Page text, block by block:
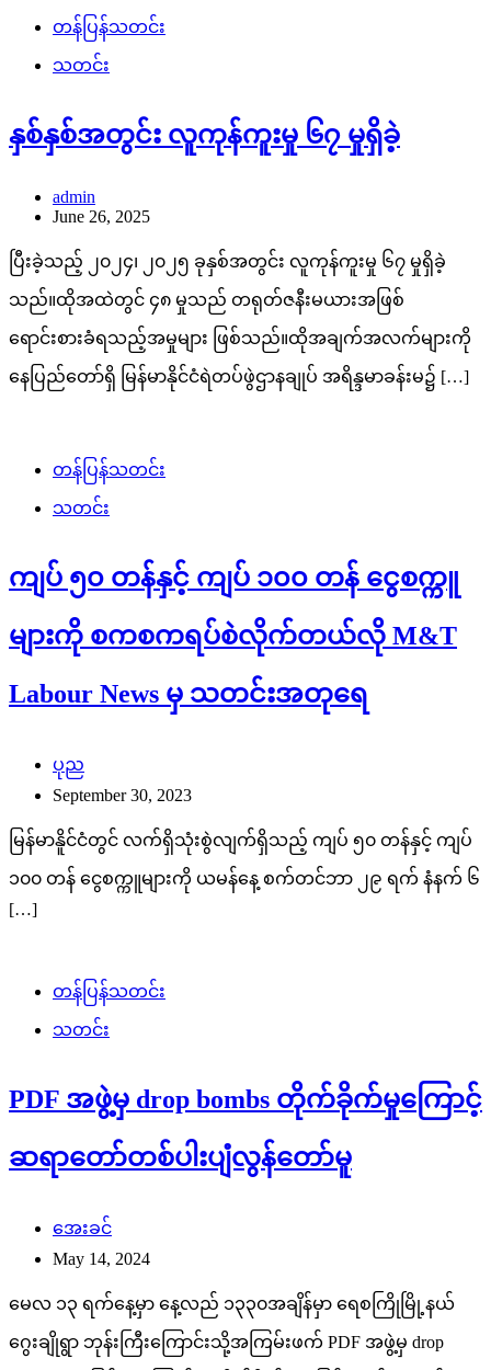
တန်ပြန်သတင်း
သတင်း
နှစ်နှစ်အတွင်း လူကုန်ကူးမှု ၆၇ မှုရှိခဲ့
admin
June 26, 2025
ပြီးခဲ့သည့် ၂၀၂၄၊ ၂၀၂၅ ခုနှစ်အတွင်း လူကုန်ကူးမှု ၆၇ မှုရှိခဲ့
သည်။ထိုအထဲတွင် ၄၈ မှုသည် တရုတ်ဇနီးမယားအဖြစ်
ရောင်းစားခံရသည့်အမှုများ ဖြစ်သည်။ထိုအချက်အလက်များကို
နေပြည်တော်ရှိ မြန်မာနိုင်ငံရဲတပ်ဖွဲဌာနချုပ် အရိန္ဒမာခန်းမ၌ […]
တန်ပြန်သတင်း
သတင်း
ကျပ် ၅၀ တန်နှင့် ကျပ် ၁၀၀ တန် ငွေစက္ကူ
များကို စကစကရပ်စဲလိုက်တယ်လို M&T
Labour News မှ သတင်းအတုရေ
ပုည
September 30, 2023
မြန်မာနိူင်ငံတွင် လက်ရှိသုံးစွဲလျက်ရှိသည့် ကျပ် ၅၀ တန်နှင့် ကျပ်
၁၀၀ တန် ငွေစက္ကူများကို ယမန်နေ့ စက်တင်ဘာ ၂၉ ရက် နံနက် ၆
[…]
တန်ပြန်သတင်း
သတင်း
PDF အဖွဲ့မှ drop bombs တိုက်ခိုက်မှုကြောင့်
ဆရာတော်တစ်ပါးပျံလွန်တော်မူ
အေးခင်
May 14, 2024
မေလ ၁၃ ရက်နေ့မှာ နေ့လည် ၁၃၃၀အချိန်မှာ ရေစကြိုမြို့နယ်
ဂွေးချိုရွာ ဘုန်းကြီးကြောင်းသို့အကြမ်းဖက် PDF အဖွဲ့မှ drop